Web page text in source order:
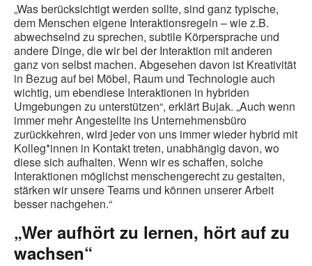
„Was berücksichtigt werden sollte, sind ganz typische,
dem Menschen eigene Interaktionsregeln – wie z.B.
abwechselnd zu sprechen, subtile Körpersprache und
andere Dinge, die wir bei der Interaktion mit anderen
ganz von selbst machen. Abgesehen davon ist Kreativität
in Bezug auf bei Möbel, Raum und Technologie auch
wichtig, um ebendiese Interaktionen in hybriden
Umgebungen zu unterstützen“, erklärt Bujak. „Auch wenn
immer mehr Angestellte ins Unternehmensbüro
zurückkehren, wird jeder von uns immer wieder hybrid mit
Kolleg*innen in Kontakt treten, unabhängig davon, wo
diese sich aufhalten. Wenn wir es schaffen, solche
Interaktionen möglichst menschengerecht zu gestalten,
stärken wir unsere Teams und können unserer Arbeit
besser nachgehen.“
„Wer aufhört zu lernen, hört auf zu
wachsen“